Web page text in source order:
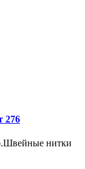
276
нитки